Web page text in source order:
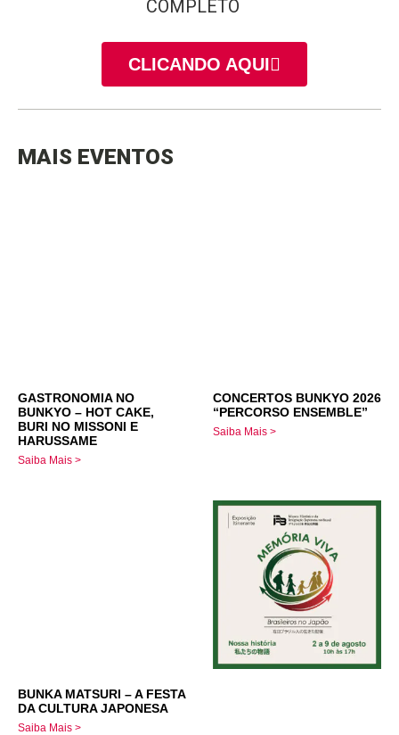
COMPLETO
CLICANDO AQUI
MAIS EVENTOS
GASTRONOMIA NO
BUNKYO – HOT CAKE,
BURI NO MISSONI E
HARUSSAME
Saiba Mais >
CONCERTOS BUNKYO 2026
“PERCORSO ENSEMBLE”
Saiba Mais >
BUNKA MATSURI – A FESTA
DA CULTURA JAPONESA
Saiba Mais >